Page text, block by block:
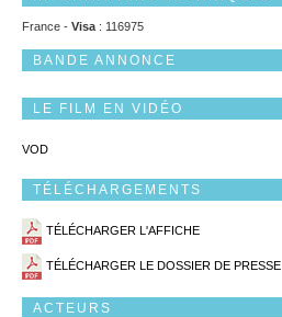
France - Visa : 116975
BANDE ANNONCE
LE FILM EN VIDÉO
VOD
TÉLÉCHARGEMENTS
TÉLÉCHARGER L'AFFICHE
TÉLÉCHARGER LE DOSSIER DE PRESSE
ACTEURS